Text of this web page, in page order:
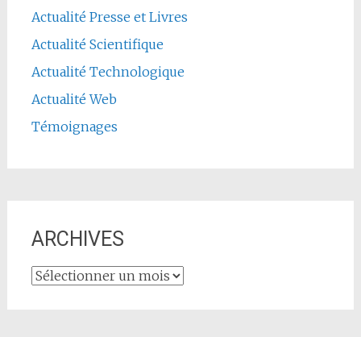
Actualité Presse et Livres
Actualité Scientifique
Actualité Technologique
Actualité Web
Témoignages
ARCHIVES
ARCHIVES